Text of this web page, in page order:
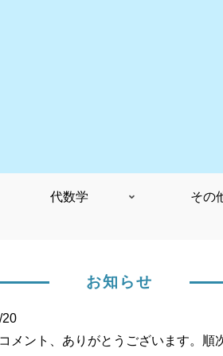
代数学 その
お知らせ
20
メント、ありがとうございます。順